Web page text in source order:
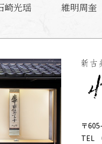
崎光瑶 維明周奎
雲谷等益
有節瑞保
〒
TEL